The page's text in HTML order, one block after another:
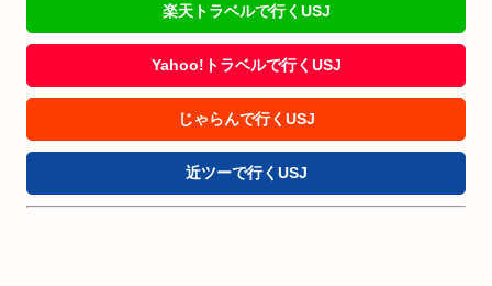
楽天トラベルで行くUSJ
Yahoo!トラベルで行くUSJ
じゃらんで行くUSJ
近ツーで行くUSJ